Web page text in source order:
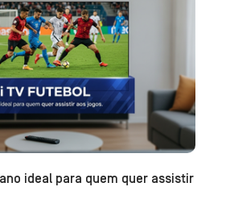
ideal para quem quer assistir